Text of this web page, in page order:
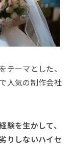
テーマとした、
人気の制作会社
験を生かして、
りしないハイセ